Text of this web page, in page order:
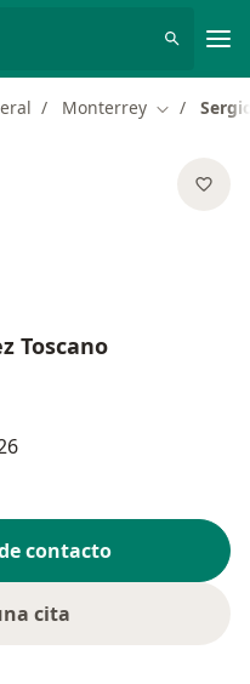
Monterrey Cambiar
Toscano
contacto
cita